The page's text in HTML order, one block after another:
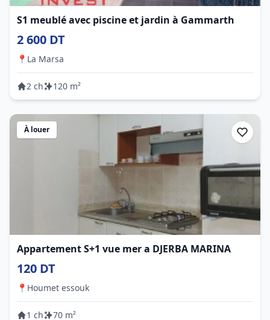
S1 meublé avec piscine et jardin à Gammarth
2 600 DT
📍 La Marsa
2 ch 120 m²
À louer
Appartement S+1 vue mer a DJERBA MARINA
120 DT
📍 Houmet essouk
1 ch 70 m²